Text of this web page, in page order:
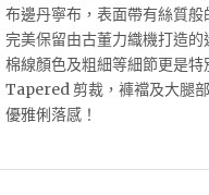
布邊丹寧布，表面帶有絲質
完美保留由古董力織機打造
棉線顏色及粗細等細節更是
Tapered 剪裁，褲襠及大腿
優雅俐落感！